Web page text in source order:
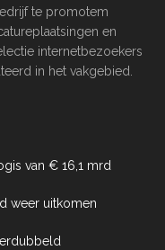
te promotem
en
internetbezoekers
in het vakgebied.
van € 16,1 mrd
weer uitkomen